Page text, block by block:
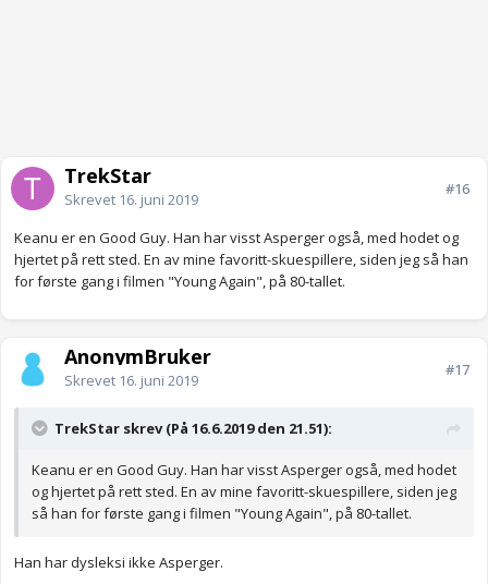
TrekStar
Skrevet 16. juni 2019
#16
Keanu er en Good Guy. Han har visst Asperger også, med hodet og
hjertet på rett sted. En av mine favoritt-skuespillere, siden jeg så han
for første gang i filmen "Young Again", på 80-tallet.
AnonymBruker
Skrevet 16. juni 2019
#17
TrekStar skrev (På 16.6.2019 den 21.51):
Keanu er en Good Guy. Han har visst Asperger også, med hodet
og hjertet på rett sted. En av mine favoritt-skuespillere, siden jeg
så han for første gang i filmen "Young Again", på 80-tallet.
Han har dysleksi ikke Asperger.